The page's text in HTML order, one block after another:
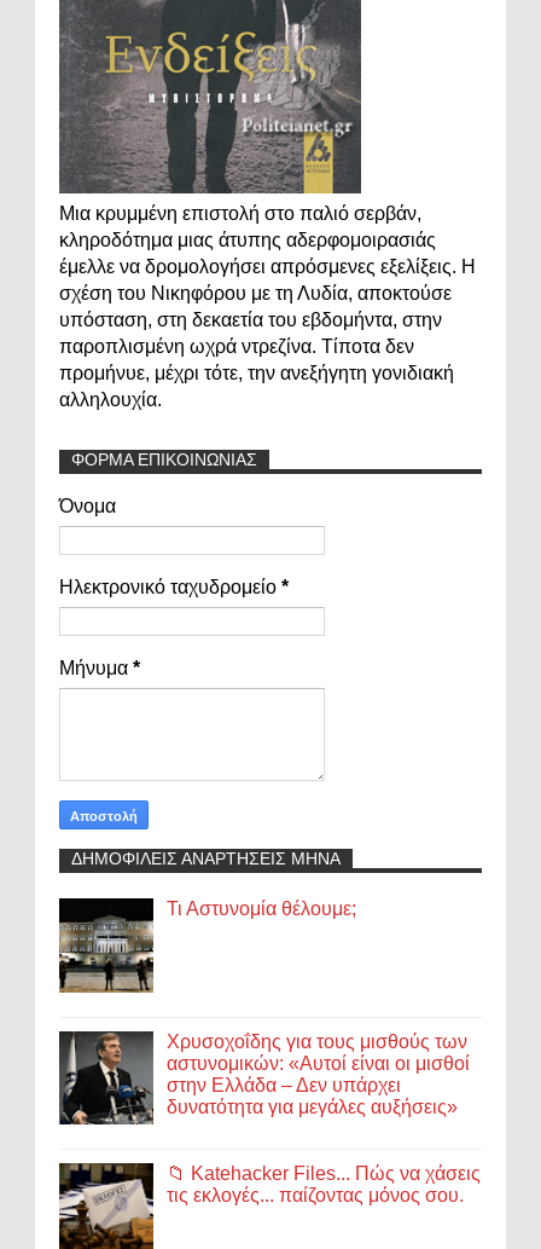
Μια κρυμμένη επιστολή στο παλιό σερβάν,
κληροδότημα μιας άτυπης αδερφομοιρασιάς
έμελλε να δρομολογήσει απρόσμενες εξελίξεις. Η
σχέση του Νικηφόρου με τη Λυδία, αποκτούσε
υπόσταση, στη δεκαετία του εβδομήντα, στην
παροπλισμένη ωχρά ντρεζίνα. Τίποτα δεν
προμήνυε, μέχρι τότε, την ανεξήγητη γονιδιακή
αλληλουχία.
ΦΟΡΜΑ ΕΠΙΚΟΙΝΩΝΙΑΣ
Όνομα
Ηλεκτρονικό ταχυδρομείο *
Μήνυμα *
ΔΗΜΟΦΙΛΕΙΣ ΑΝΑΡΤΗΣΕΙΣ ΜΗΝΑ
Τι Αστυνομία θέλουμε;
Χρυσοχοΐδης για τους μισθούς των
αστυνομικών: «Αυτοί είναι οι μισθοί
στην Ελλάδα – Δεν υπάρχει
δυνατότητα για μεγάλες αυξήσεις»
📁 Katehacker Files... Πώς να χάσεις
τις εκλογές... παίζοντας μόνος σου.